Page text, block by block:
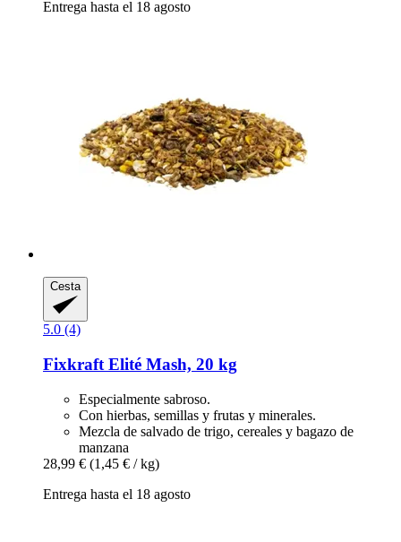
Entrega hasta el 18 agosto
Cesta
5.0 (4)
Fixkraft Elité Mash, 20 kg
Especialmente sabroso.
Con hierbas, semillas y frutas y minerales.
Mezcla de salvado de trigo, cereales y bagazo de
manzana
28,99 € (1,45 € / kg)
Entrega hasta el 18 agosto